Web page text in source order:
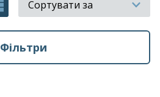
Фільтри
Сортувати за